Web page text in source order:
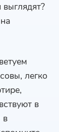
легко
в
в